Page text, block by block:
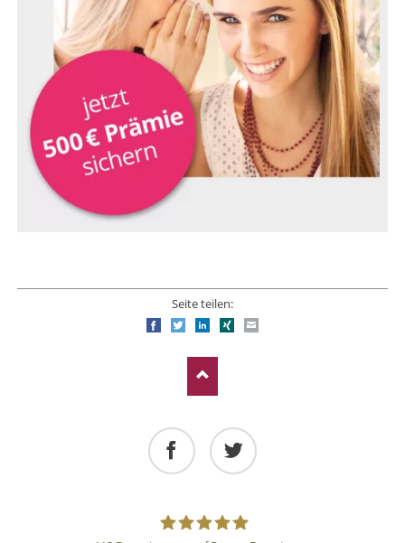
Seite teilen:
FacebookTwitterLinkedIn
Xing